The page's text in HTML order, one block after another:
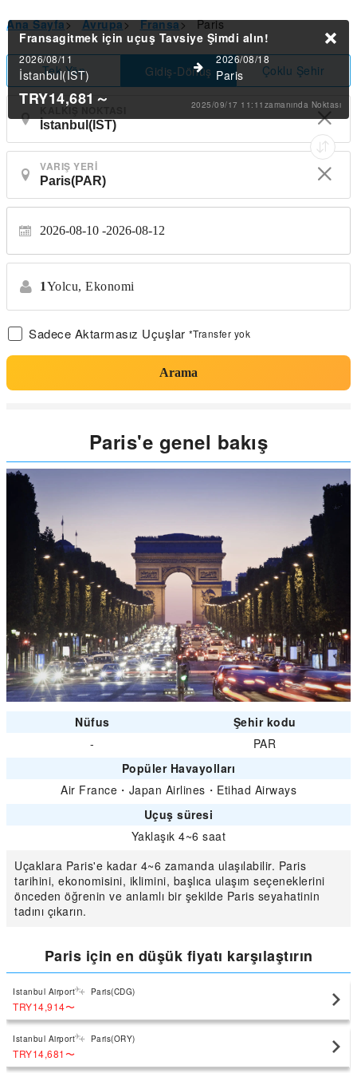
Ana Sayfa> Avrupa> Fransa> Paris
Tek Yön Gidiş-Dönüş Çoklu Şehir
KALKIŞ NOKTASI
VARIŞ YERI
2026-08-10 2026-08-12
1Yolcu, Ekonomi
Sadece Aktarmasız Uçuşlar *Transfer yok
Arama
Fransagitmek için uçuş Tavsiye Şimdi alın!
2026/08/11
İstanbul(IST)
2026/08/18
Paris
TRY14,681 ～ 2025/09/17 11:11zamanında Noktası
Paris'e genel bakış
Nüfus
Şehir kodu
-
PAR
Popüler Havayolları
Air France ・ Japan Airlines ・ Etihad Airways
Uçuş süresi
Yaklaşık 4~6 saat
Uçaklara Paris'e kadar 4~6 zamanda ulaşılabilir. Paris
tarihini, ekonomisini, iklimini, başlıca ulaşım seçeneklerini
önceden öğrenin ve anlamlı bir şekilde Paris seyahatinin
tadını çıkarın.
Paris için en düşük fiyatı karşılaştırın
Istanbul Airport Paris(CDG)
TRY14,914〜
Istanbul Airport Paris(ORY)
TRY14,681〜